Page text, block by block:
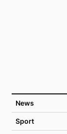
News
Sport